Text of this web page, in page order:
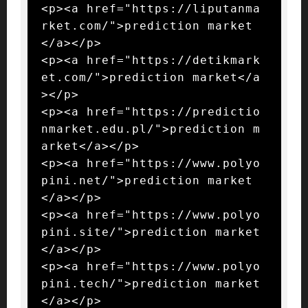
<p><a href="https://liputanma
rket.com/">prediction market
</a></p>
<p><a href="https://detikmark
et.com/">prediction market</a
></p>
<p><a href="https://predictio
nmarket.edu.pl/">prediction m
arket</a></p>
<p><a href="https://www.polyo
pini.net/">prediction market
</a></p>
<p><a href="https://www.polyo
pini.site/">prediction market
</a></p>
<p><a href="https://www.polyo
pini.tech/">prediction market
</a></p>